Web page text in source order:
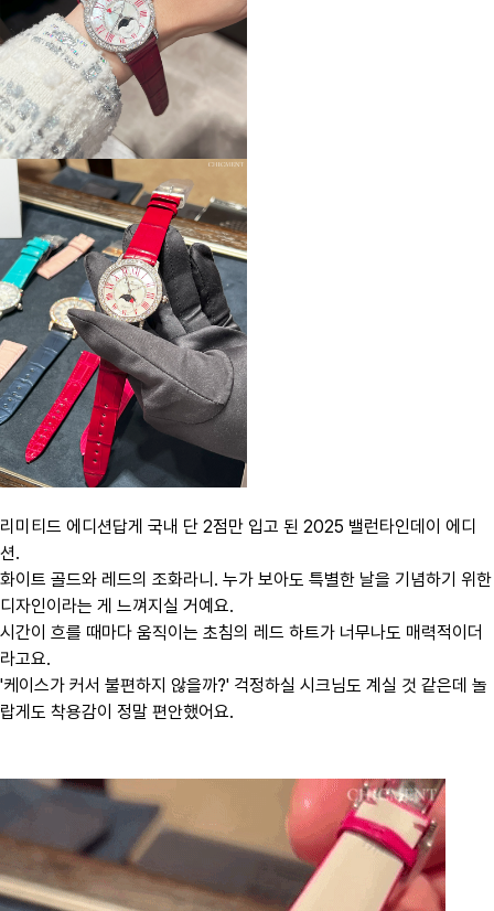
​리미티드 에디션답게 국내 단 2점만 입고 된 2025 밸런타인데이 에디
션.
화이트 골드와 레드의 조화라니. 누가 보아도 특별한 날을 기념하기 위한
디자인이라는 게 느껴지실 거예요.
시간이 흐를 때마다 움직이는 초침의 레드 하트가 너무나도 매력적이더
라고요.
'케이스가 커서 불편하지 않을까?' 걱정하실 시크님도 계실 것 같은데 놀
랍게도 착용감이 정말 편안했어요.